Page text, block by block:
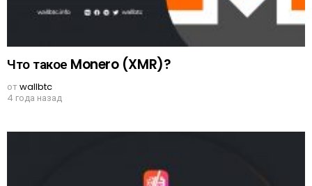
Что такое Monero (XMR)?
отwallbtc
4 года назад